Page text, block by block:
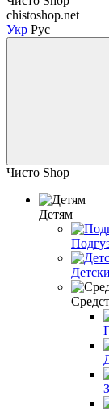
chistoshop.net
Укр Рус
Чисто Shop
Детям